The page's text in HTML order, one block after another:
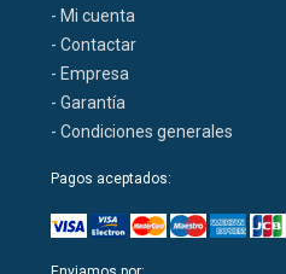
- Mi cuenta
- Contactar
- Empresa
- Garantía
- Condiciones generales
Pagos aceptados: